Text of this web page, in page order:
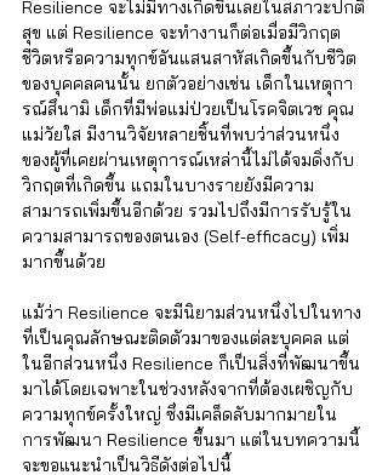
Resilience จะไม่มีทางเกิดขึ้นเลยในสภาวะปกติ
สุข แต่ Resilience จะทำงานก็ต่อเมื่อมีวิกฤต
ชีวิตหรือความทุกข์อันแสนสาหัสเกิดขึ้นกับชีวิต
ของบุคคลคนนั้น ยกตัวอย่างเช่น เด็กในเหตุกา
รณ์สึนามิ เด็กที่มีพ่อแม่ป่วยเป็นโรคจิตเวช คุณ
แม่วัยใส มีงานวิจัยหลายชิ้นที่พบว่าส่วนหนึ่ง
ของผู้ที่เคยผ่านเหตุการณ์เหล่านี้ไม่ได้จมดิ่งกับ
วิกฤตที่เกิดขึ้น แถมในบางรายยังมีความ
สามารถเพิ่มขึ้นอีกด้วย รวมไปถึงมีการรับรู้ใน
ความสามารถของตนเอง (Self-efficacy) เพิ่ม
มากขึ้นด้วย
แม้ว่า Resilience จะมีนิยามส่วนหนึ่งไปในทาง
ที่เป็นคุณลักษณะติดตัวมาของแต่ละบุคคล แต่
ในอีกส่วนหนึ่ง Resilience ก็เป็นสิ่งที่พัฒนาขึ้น
มาได้โดยเฉพาะในช่วงหลังจากที่ต้องเผชิญกับ
ความทุกข์ครั้งใหญ่ ซึ่งมีเคล็ดลับมากมายใน
การพัฒนา Resilience ขึ้นมา แต่ในบทความนี้
จะขอแนะนำเป็นวิธีดังต่อไปนี้